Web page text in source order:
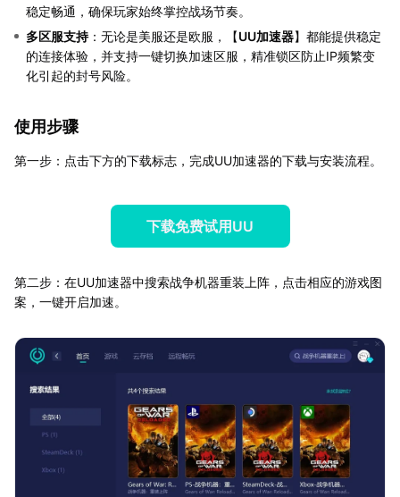
稳定畅通，确保玩家始终掌控战场节奏。
多区服支持：无论是美服还是欧服，【UU加速器】都能提供稳定
的连接体验，并支持一键切换加速区服，精准锁区防止IP频繁变
化引起的封号风险。
使用步骤
第一步：点击下方的下载标志，完成UU加速器的下载与安装流程。
下载免费试用UU
第二步：在UU加速器中搜索战争机器重装上阵，点击相应的游戏图
案，一键开启加速。